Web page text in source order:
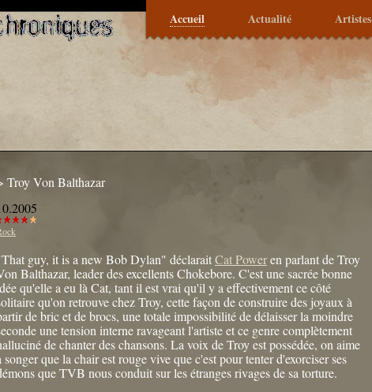
Accueil Actualité Artistes
Troy Von Balthazar
guy, it is a new Bob Dylan" déclaraitCat Poweren parlant de Troy
Balthazar, leader des excellents Chokebore. C'est une sacrée bonne
qu'elle a eu là Cat, tant il est vrai qu'il y a effectivement ce côté
qu'on retrouve chez Troy, cette façon de construire des joyaux à
de bric et de brocs, une totale impossibilité de délaisser la moindre
une tension interne ravageant l'artiste et ce genre complètement
de chanter des chansons. La voix de Troy est possédée, on aime
songer que la chair est rouge vive que c'est pour tenter d'exorciser ses
que TVB nous conduit sur les étranges rivages de sa torture.